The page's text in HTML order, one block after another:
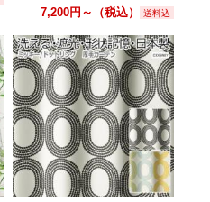
7,200円～（税込） 送料込